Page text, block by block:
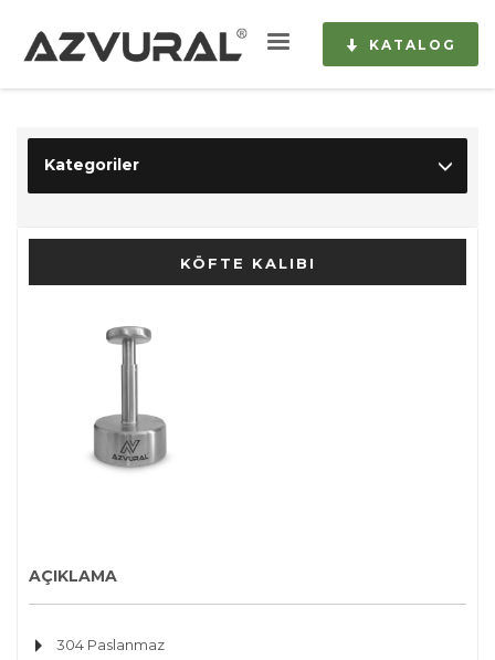
KATALOG
Kategoriler
KÖFTE KALIBI
AÇIKLAMA
304 Paslanmaz